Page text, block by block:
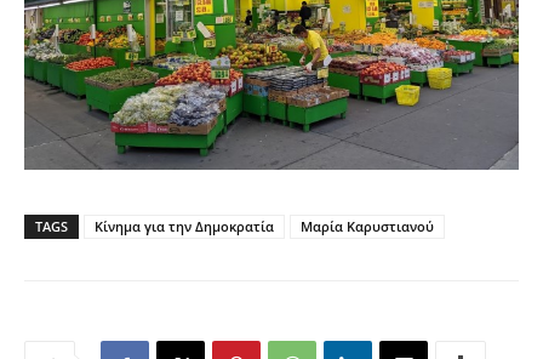
TAGS Κίνημα για την Δημοκρατία Μαρία Καρυστιανού